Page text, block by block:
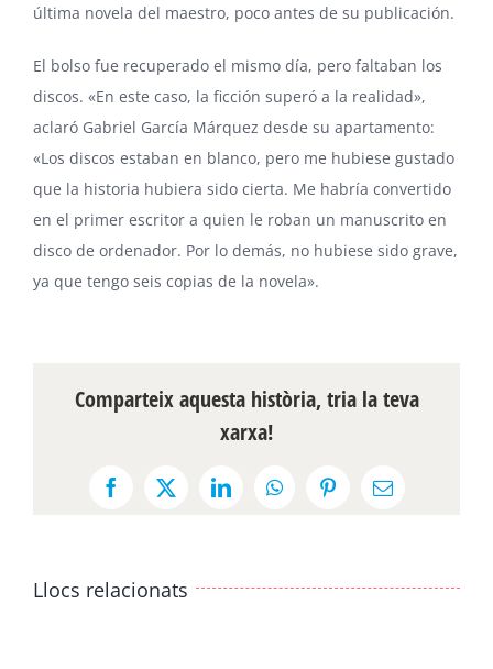
última novela del maestro, poco antes de su publicación.
El bolso fue recuperado el mismo día, pero faltaban los
discos. «En este caso, la ficción superó a la realidad»,
aclaró Gabriel García Márquez desde su apartamento:
«Los discos estaban en blanco, pero me hubiese gustado
que la historia hubiera sido cierta. Me habría convertido
en el primer escritor a quien le roban un manuscrito en
disco de ordenador. Por lo demás, no hubiese sido grave,
ya que tengo seis copias de la novela».
Comparteix aquesta història, tria la teva
xarxa!
Facebook
X LinkedInWhatsAppPinterestEmail:
Llocs relacionats